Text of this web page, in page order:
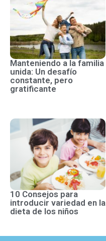
Manteniendo a la familia
unida: Un desafío
constante, pero
gratificante
10 Consejos para
introducir variedad en la
dieta de los niños